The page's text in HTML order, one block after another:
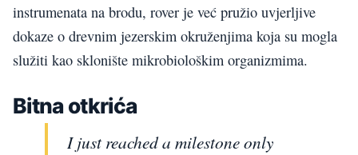
instrumenata na brodu, rover je već pružio uvjerljive
dokaze o drevnim jezerskim okruženjima koja su mogla
služiti kao sklonište mikrobiološkim organizmima.
Bitna otkrića
I just reached a milestone only